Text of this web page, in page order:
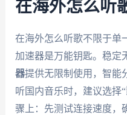
在海外怎么听
在海外怎么听歌不限于单
加速器是万能钥匙。稳
器提供无限制使用，智能
听国内音乐时，建议选择
骤上：先测试连接速度，